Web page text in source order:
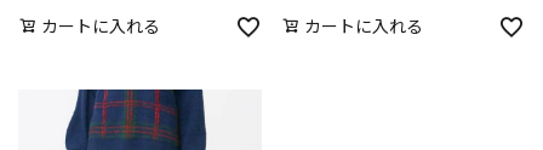
カートに入れる カートに入れる